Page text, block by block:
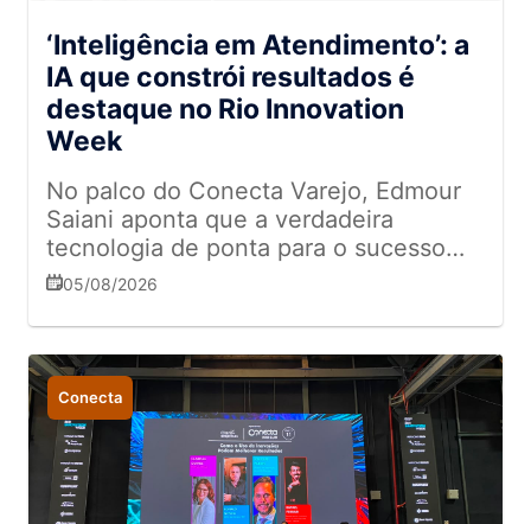
‘Inteligência em Atendimento’: a
IA que constrói resultados é
destaque no Rio Innovation
Week
No palco do Conecta Varejo, Edmour
Saiani aponta que a verdadeira
tecnologia de ponta para o sucesso
das marcas está na conexão humana,
05/08/2026
Conecta